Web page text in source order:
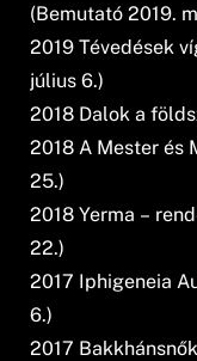
(Bemutató 2019.
2019 Tévedések
július 6.)
2018 Dalok a
2018 A Mester és
25.)
2018 Yerma –
22.)
2017 Iphigeneia
6.)
2017